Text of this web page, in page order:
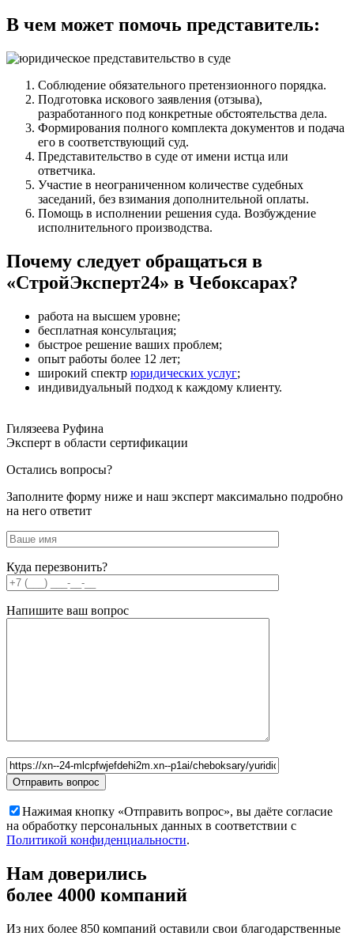
В чем может помочь представитель:
Соблюдение обязательного претензионного порядка.
Подготовка искового заявления (отзыва),
разработанного под конкретные обстоятельства дела.
Формирования полного комплекта документов и подача
его в соответствующий суд.
Представительство в суде от имени истца или
ответчика.
Участие в неограниченном количестве судебных
заседаний, без взимания дополнительной оплаты.
Помощь в исполнении решения суда. Возбуждение
исполнительного производства.
Почему следует обращаться в
«СтройЭксперт24» в Чебоксарах?
работа на высшем уровне;
бесплатная консультация;
быстрое решение ваших проблем;
опыт работы более 12 лет;
широкий спектр юридических услуг;
индивидуальный подход к каждому клиенту.
Гилязеева Руфина
Эксперт в области сертификации
Остались вопросы?
Заполните форму ниже и наш эксперт максимально подробно
на него ответит
Куда перезвонить?
Напишите ваш вопрос
Нажимая кнопку «Отправить вопрос», вы даёте согласие
на обработку персональных данных в соответствии с
Политикой конфиденциальности.
Нам доверились
более 4000 компаний
Из них более 850 компаний оставили свои благодарственные